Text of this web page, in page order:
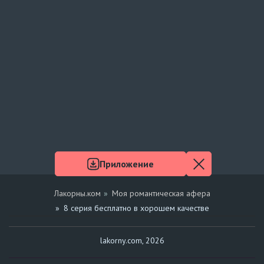
Лакорны.ком
Моя романтическая афера
8 серия бесплатно в хорошем качестве
lakorny.com, 2026
Приложение